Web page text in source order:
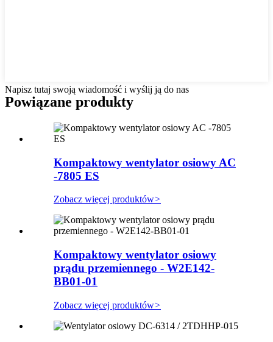
Napisz tutaj swoją wiadomość i wyślij ją do nas
Powiązane produkty
Kompaktowy wentylator osiowy AC
-7805 ES
Zobacz więcej produktów>
Kompaktowy wentylator osiowy
prądu przemiennego - W2E142-
BB01-01
Zobacz więcej produktów>